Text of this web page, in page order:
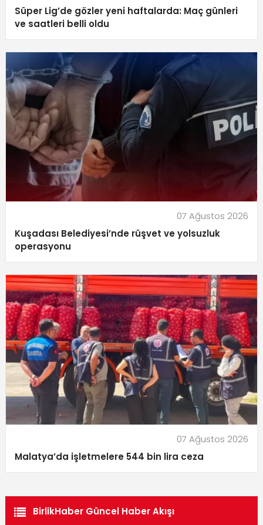
Süper Lig’de gözler yeni haftalarda: Maç günleri
ve saatleri belli oldu
07 Ağustos 2026
Kuşadası Belediyesi’nde rüşvet ve yolsuzluk
operasyonu
07 Ağustos 2026
Malatya’da işletmelere 544 bin lira ceza
BirlikHaber Güncel Haber Akışı